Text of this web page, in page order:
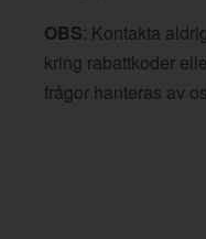
OBS: Kontakta
kring rabattkoder
frågor hanteras av